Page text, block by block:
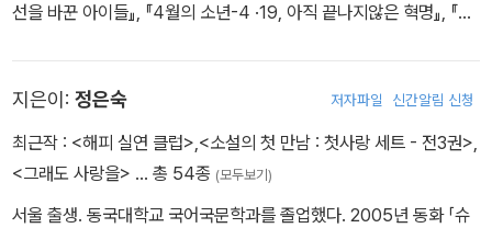
선을 바꾼 아이들』, 『4월의 소년-4 ·19, 아직 끝나지않은 혁명』, 『조
『어린이와 청소년을 위한 난중일기』, 『어린이와 청소년을 위한 논
어』, 『유배지에서 보낸 정약용의 편지』 등이 있습니다. 이 중 여러 권
이 문화체육관광부 우수교양도서, 세종도서, 출판콘텐츠 창작지원,
지은이: 정은숙 저자파일 신간알림 신청
최근작 : <해피 실연 클럽>,<소설의 첫 만남 : 첫사랑 세트 - 전3권>,
<그래도 사랑을> … 총 54종 (모두보기)
서울 출생. 동국대학교 국어국문학과를 졸업했다. 2005년 동화 「슈